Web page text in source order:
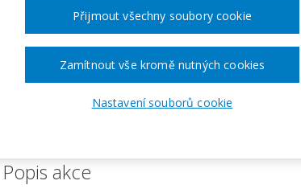
MÍSTO
Popis akce
Nastavení souborů cookie
Zamítnout vše kromě nutných cookies
Přijmout všechny soubory cookie